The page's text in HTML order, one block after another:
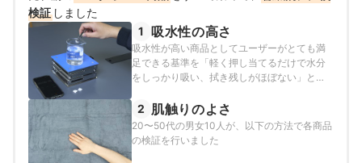
検証 しました
1 吸水性の高さ
吸水性が高い商品としてユーザーがとても満
足できる基準を「軽く押し当てるだけで水分
をしっかり吸い、拭き残しがほぼない」と
た。
2 肌触りのよさ
20〜50代の男女10人が、以下の方法で各商品
の検証を行いました